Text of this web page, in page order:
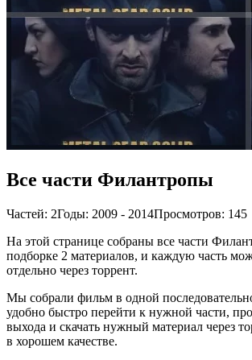
Все части Филантропы
Частей: 2Годы: 2009 - 2014Просмотров: 145
На этой странице собраны все части
подборке 2 материалов, и каждую часть
отдельно через торрент.
Мы собрали фильм в одной
удобно быстро перейти к нужной части,
выхода и скачать нужный материал через
в хорошем качестве.